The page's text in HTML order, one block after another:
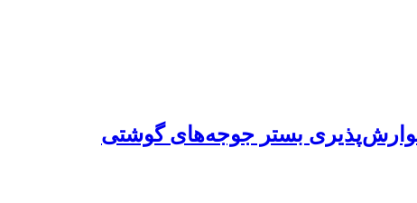
گوارش‌پذیری بستر جوجه‌های گوشتی